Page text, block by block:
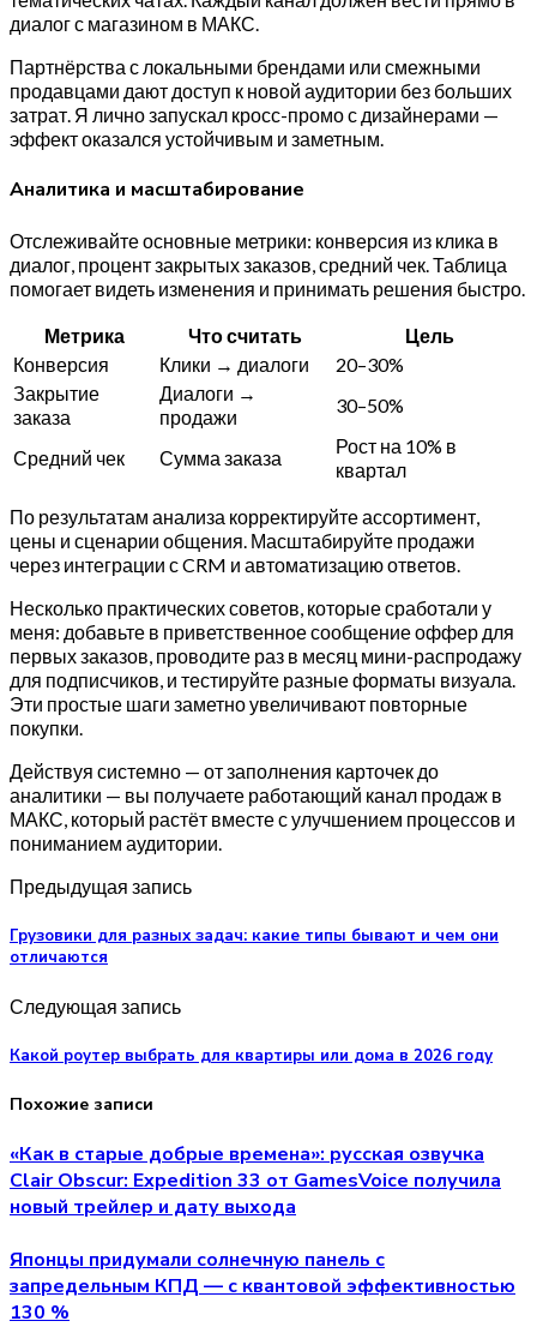
диалог с магазином в МАКС.
Партнёрства с локальными брендами или смежными
продавцами дают доступ к новой аудитории без больших
затрат. Я лично запускал кросс-промо с дизайнерами —
эффект оказался устойчивым и заметным.
Аналитика и масштабирование
Отслеживайте основные метрики: конверсия из клика в
диалог, процент закрытых заказов, средний чек. Таблица
помогает видеть изменения и принимать решения быстро.
Метрика Что считать
Цель
Конверсия
Клики → диалоги
20–30%
Закрытие
заказа
Диалоги →
продажи
30–50%
Средний чек Сумма заказа
Рост на 10% в
квартал
По результатам анализа корректируйте ассортимент,
цены и сценарии общения. Масштабируйте продажи
через интеграции с CRM и автоматизацию ответов.
Несколько практических советов, которые сработали у
меня: добавьте в приветственное сообщение оффер для
первых заказов, проводите раз в месяц мини-распродажу
для подписчиков, и тестируйте разные форматы визуала.
Эти простые шаги заметно увеличивают повторные
покупки.
Действуя системно — от заполнения карточек до
аналитики — вы получаете работающий канал продаж в
МАКС, который растёт вместе с улучшением процессов и
пониманием аудитории.
Предыдущая запись
Грузовики для разных задач: какие типы бывают и чем они
отличаются
Следующая запись
Какой роутер выбрать для квартиры или дома в 2026 году
Похожие записи
«Как в старые добрые времена»: русская озвучка
Clair Obscur: Expedition 33 от GamesVoice получила
новый трейлер и дату выхода
Японцы придумали солнечную панель с
запредельным КПД — с квантовой эффективностью
130 %